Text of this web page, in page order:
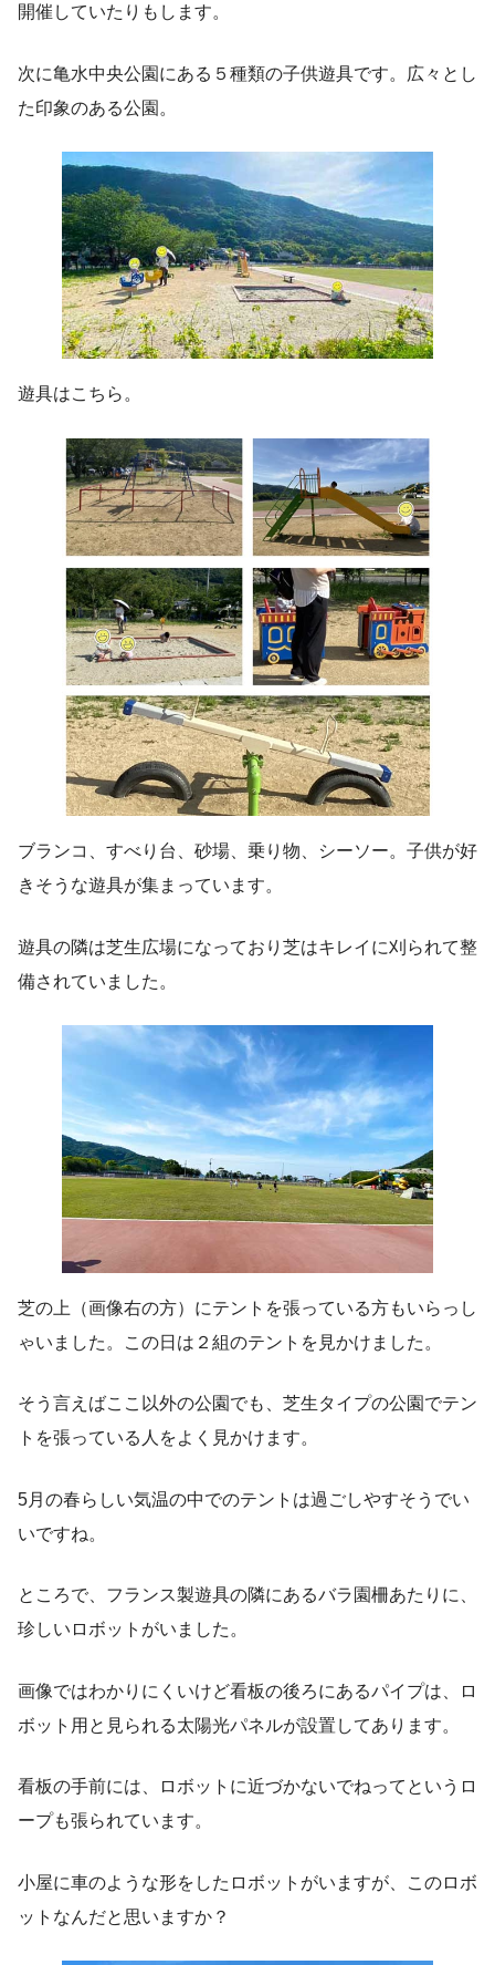
開催していたりもします。
次に亀水中央公園にある５種類の子供遊具です。広々とし
た印象のある公園。
遊具はこちら。
ブランコ、すべり台、砂場、乗り物、シーソー。子供が好
きそうな遊具が集まっています。
遊具の隣は芝生広場になっており芝はキレイに刈られて整
備されていました。
芝の上（画像右の方）にテントを張っている方もいらっし
ゃいました。この日は２組のテントを見かけました。
そう言えばここ以外の公園でも、芝生タイプの公園でテン
トを張っている人をよく見かけます。
5月の春らしい気温の中でのテントは過ごしやすそうでい
いですね。
ところで、フランス製遊具の隣にあるバラ園柵あたりに、
珍しいロボットがいました。
画像ではわかりにくいけど看板の後ろにあるパイプは、ロ
ボット用と見られる太陽光パネルが設置してあります。
看板の手前には、ロボットに近づかないでねってというロ
ープも張られています。
小屋に車のような形をしたロボットがいますが、このロボ
ットなんだと思いますか？